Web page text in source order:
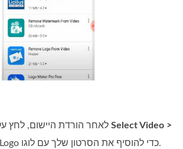
לאחר הורדת היישום, לחץ על הכפתורSelect Video >
Logo כדי להוסיף את הסרטון שלך עם לוגו.